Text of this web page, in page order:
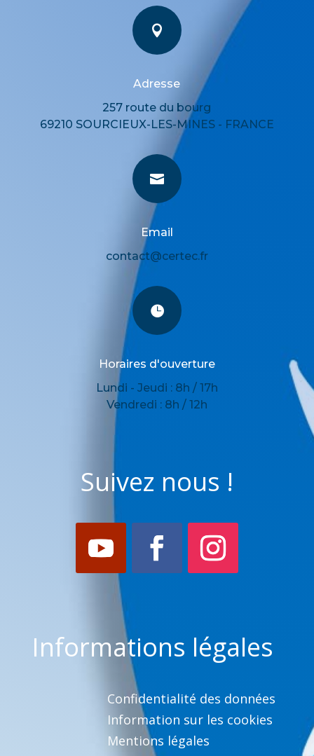

Adresse
257 route du bourg
69210 SOURCIEUX-LES-MINES - FRANCE

Email
contact@certec.fr

Horaires d'ouverture
Lundi - Jeudi : 8h / 17h
Vendredi : 8h / 12h
Suivez nous !
Informations légales
Confidentialité des données
Information sur les cookies
Mentions légales